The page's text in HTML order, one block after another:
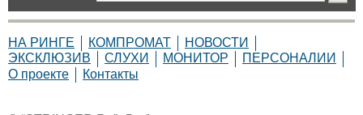
НА РИНГЕ КОМПРОМАТ
НОВОСТИ
ЭКСКЛЮЗИВ
СЛУХИ МОНИТОР
ПЕРСОНАЛИИ
О проекте
Контакты